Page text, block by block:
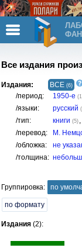
Все издания
Издания: ВСЕ (6)
/период: 1950-е
/языки: русский
/тип: книги (5) ,
/перевод: М.
/обложка: не
/толщина:
Группировка: по
по формату
Издания (2):